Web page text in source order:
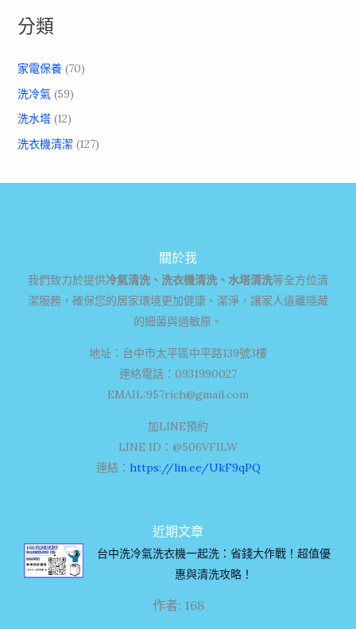
分類
家電保養(70)
洗冷氣(59)
洗水塔(12)
洗衣機清潔 (127)
關於我
我們致力於提供冷氣清洗、洗衣機清洗、水塔清洗等全方位清
潔服務，確保您的居家環境更加健康、潔淨，讓家人遠離隱藏
的細菌與過敏原。
地址：台中市太平區中平路139號3樓
連絡電話：0931990027
EMAIL:957rich@gmail.com
加LINE預約
LINE ID：@506VFILW
連結： https://lin.ee/UkF9qPQ
近期文章
台中洗冷氣洗衣機一起洗：省錢大作戰！超值優
惠與清洗攻略！
作者: 168